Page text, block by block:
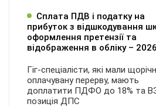
Сплата ПДВ і податку на
прибуток з відшкодування
оформлення претензії та
відображення в обліку – 2026
Гіг-спеціалісти, які мали
оплачувану перерву, мають
доплатити ПДФО до 18% та
позиція ДПС